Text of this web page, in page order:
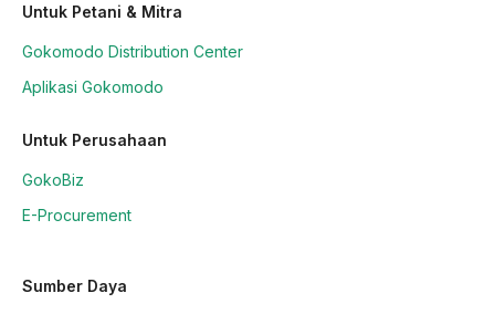
Untuk Petani & Mitra
Gokomodo Distribution Center
Aplikasi Gokomodo
Untuk Perusahaan
GokoBiz
E-Procurement
Sumber Daya